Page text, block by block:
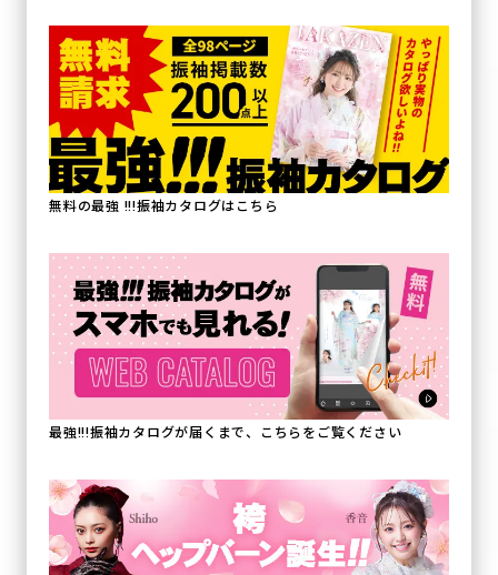
無料の最強 !!!振袖カタログはこちら
最強!!!振袖カタログが届くまで、こちらをご覧ください